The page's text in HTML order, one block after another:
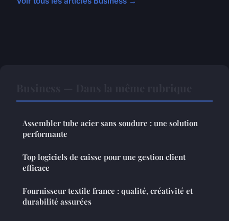
Assembler tube acier sans soudure : une solution
performante
Top logiciels de caisse pour une gestion client
efficace
Fournisseur textile france : qualité, créativité et
durabilité assurées